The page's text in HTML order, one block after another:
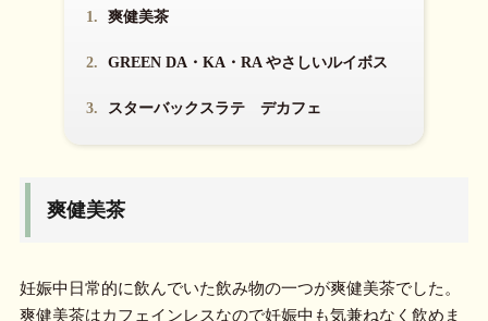
1. 爽健美茶
2. GREEN DA・KA・RA やさしいルイボス
3. スターバックスラテ デカフェ
爽健美茶
妊娠中日常的に飲んでいた飲み物の一つが爽健美茶でした。
爽健美茶はカフェインレスなので妊娠中も気兼ねなく飲めま